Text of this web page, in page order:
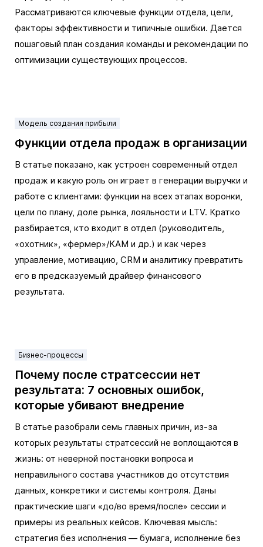
Рассматриваются ключевые функции отдела, цели,
факторы эффективности и типичные ошибки. Дается
пошаговый план создания команды и рекомендации по
оптимизации существующих процессов.
Модель создания прибыли
Функции отдела продаж в организации
В статье показано, как устроен современный отдел
продаж и какую роль он играет в генерации выручки и
работе с клиентами: функции на всех этапах воронки,
цели по плану, доле рынка, лояльности и LTV. Кратко
разбирается, кто входит в отдел (руководитель,
«охотник», «фермер»/КАМ и др.) и как через
управление, мотивацию, CRM и аналитику превратить
его в предсказуемый драйвер финансового
результата.
Бизнес-процессы
Почему после стратсессии нет
результата: 7 основных ошибок,
которые убивают внедрение
В статье разобрали семь главных причин, из-за
которых результаты стратсессий не воплощаются в
жизнь: от неверной постановки вопроса и
неправильного состава участников до отсутствия
данных, конкретики и системы контроля. Даны
практические шаги «до/во время/после» сессии и
примеры из реальных кейсов. Ключевая мысль:
стратегия без исполнения — бумага, исполнение без